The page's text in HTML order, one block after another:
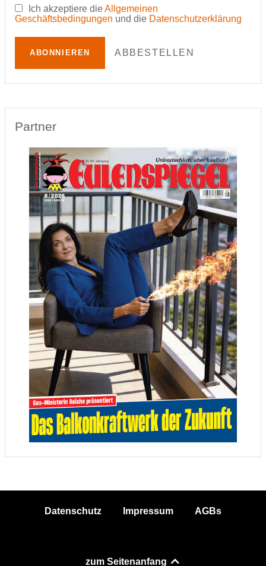
Ich akzeptiere dieAllgemeinen
Geschäftsbedingungen und die Datenschutzerklärung
ABONNIEREN ABBESTELLEN
Partner
Datenschutz Impressum AGBs
zum Seitenanfang